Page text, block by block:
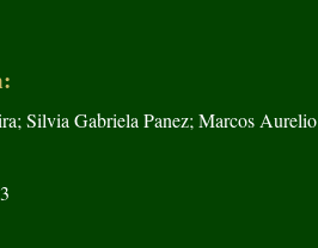
Silvia Gabriela Panez; Marcos